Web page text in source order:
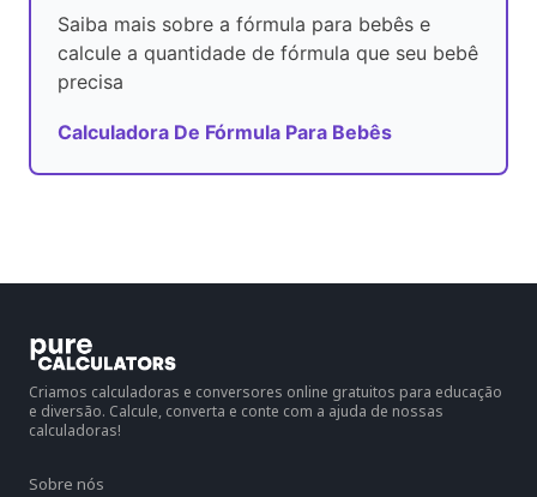
Saiba mais sobre a fórmula para bebês e
calcule a quantidade de fórmula que seu bebê
precisa
Calculadora De Fórmula Para Bebês
Criamos calculadoras e conversores online gratuitos para educação
e diversão. Calcule, converta e conte com a ajuda de nossas
calculadoras!
Sobre nós